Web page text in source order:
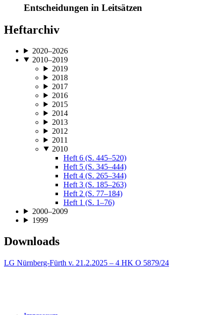
Entscheidungen in Leitsätzen
Heftarchiv
2020–2026
2010–2019
2019
2018
2017
2016
2015
2014
2013
2012
2011
2010
Heft 6 (S. 445–520)
Heft 5 (S. 345–444)
Heft 4 (S. 265–344)
Heft 3 (S. 185–263)
Heft 2 (S. 77–184)
Heft 1 (S. 1–76)
2000–2009
1999
Downloads
LG Nürnberg-Fürth v. 21.2.2025 – 4 HK O 5879/24